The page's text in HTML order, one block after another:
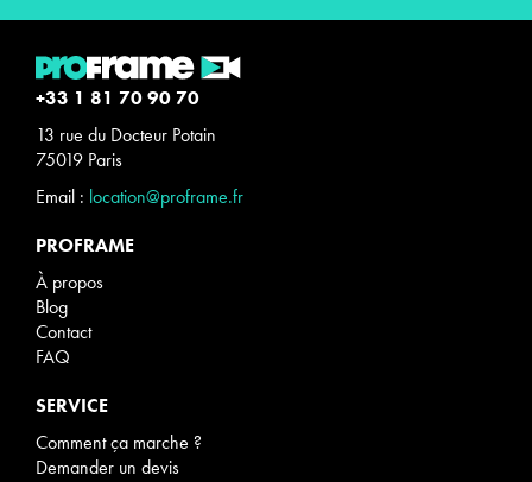
+33 1 81 70 90 70
13 rue du Docteur Potain
75019 Paris
Email : location@proframe.fr
PROFRAME
À propos
Blog
Contact
FAQ
SERVICE
Comment ça marche ?
Demander un devis